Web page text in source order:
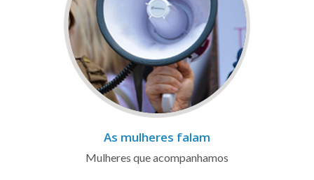
As mulheres falam
Mulheres que acompanhamos